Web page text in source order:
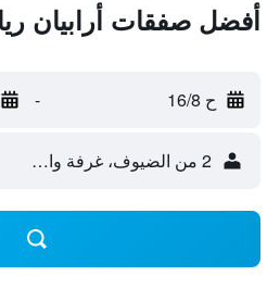
أفضل صفقات أرابيان
ح 16/8 -
2 من الضيوف، غرفة واحدة